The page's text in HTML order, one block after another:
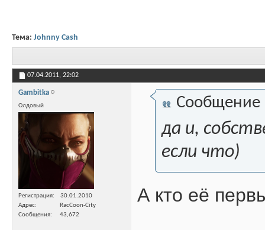
Тема: Johnny Cash
07.04.2011, 22:02
Gambitka
Олдовый
Регистрация
30.01.2010
Адрес
RacCoon-City
Сообщения
43,672
Сообщение
да и,
если что)
А кто её